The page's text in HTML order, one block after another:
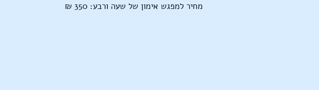
מחיר למפגש אימון של שעה ורבע: 350 ₪